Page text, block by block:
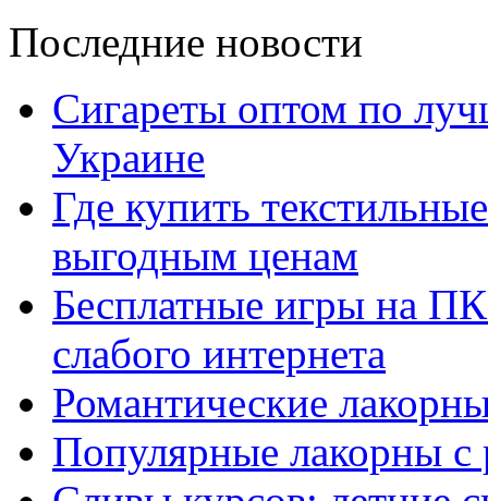
Последние новости
Сигареты оптом по
Украине
Где купить
выгодным ценам
Бесплатные игры на
слабого интернета
Романтические
Популярные лакорны с